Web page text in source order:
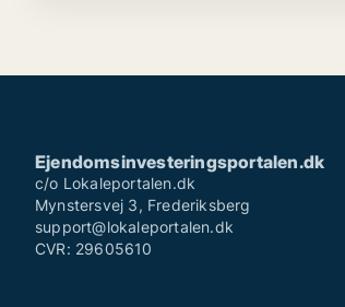
Ejendomsinvesteringsportalen.dk
c/o Lokaleportalen.dk
Mynstersvej 3, Frederiksberg
support@lokaleportalen.dk
CVR: 29605610